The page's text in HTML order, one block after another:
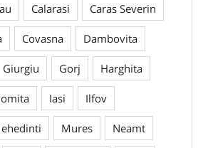
Calarasi Caras Severin
Covasna Dambovita
Giurgiu Gorj Harghita
Iasi Ilfov
Mures Neamt